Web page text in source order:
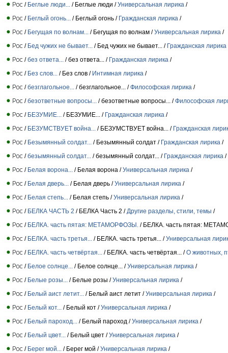
/ Беглые люди... / Беглые люди /Универсальная лирика /
/ Беглый огонь... / Беглый огонь / Гражданская лирика /
/ Бегущая по волнам... / Бегущая по волнам /Универсальная лирика /
/ Бед чужих не бывает... / Бед чужих не бывает... / Гражданская лирика
/без ответа... / без ответа... / Гражданская лирика /
/ Без слов... / Без слов / Интимная лирика /
/безглагольное... / безглагольное... /Философская лирика /
/безответные вопросы... / безответные вопросы... /Философская
/ БЕЗУМИЕ... / БЕЗУМИЕ... / Гражданская лирика /
/ БЕЗУМСТВУЕТ война... / БЕЗУМСТВУЕТ война... / Гражданская
/ Безымянный солдат... / Безымянный солдат / Гражданская лирика /
/безымянный солдат... / безымянный солдат... / Гражданская лирика /
/ Белая ворона... / Белая ворона /Универсальная лирика /
/ Белая дверь... / Белая дверь /Универсальная лирика /
/ Белая степь... / Белая степь /Универсальная лирика /
/ БЕЛКА ЧАСТЬ 2 / БЕЛКА Часть 2 / Другие разделы, стили, темы /
/ БЕЛКА. часть пятая: МЕТАМОРФОЗЫ. / БЕЛКА. часть пятая:
/ БЕЛКА. часть третья... / БЕЛКА. часть третья... /Универсальная
/ БЕЛКА. часть четвёртая... / БЕЛКА. часть четвёртая... /О животных,
/ Белое солнце... / Белое солнце... /Универсальная лирика /
/ Белые розы... / Белые розы /Универсальная лирика /
/ Белый аист летит... / Белый аист летит /Универсальная лирика /
/ Белый кот... / Белый кот /Универсальная лирика /
/ Белый пароход... / Белый пароход /Универсальная лирика /
/ Белый цвет... / Белый цвет /Универсальная лирика /
/ Берег мой... / Берег мой /Универсальная лирика /